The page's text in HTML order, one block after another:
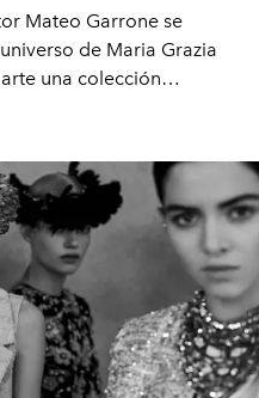
Mateo Garrone se
de Maria Grazia
una colección
Dior.